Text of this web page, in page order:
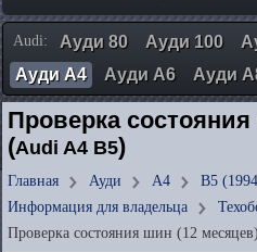
Audi: Ауди 80 Ауди 100
Ауди А4
Ауди А6 Ауди
Проверка
(Audi A4 B5)
Главная Ауди А4
B5
Информация для владельца
Проверка состояния шин (12 месяцев)